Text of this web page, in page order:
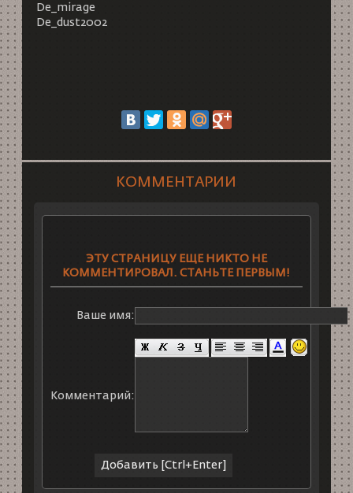
De_mirage
De_dust2002
КОММЕНТАРИИ
ЭТУ СТРАНИЦУ ЕЩЕ НИКТО НЕ
КОММЕНТИРОВАЛ. СТАНЬТЕ ПЕРВЫМ!
Ваше имя:
Комментарий: